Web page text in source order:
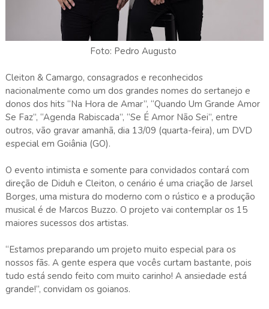
Foto: Pedro Augusto
Cleiton & Camargo, consagrados e reconhecidos
nacionalmente como um dos grandes nomes do sertanejo e
donos dos hits “Na Hora de Amar”, “Quando Um Grande Amor
Se Faz”, “Agenda Rabiscada”, “Se É Amor Não Sei”, entre
outros, vão gravar amanhã, dia 13/09 (quarta-feira), um DVD
especial em Goiânia (GO).
O evento intimista e somente para convidados contará com
direção de Diduh e Cleiton, o cenário é uma criação de Jarsel
Borges, uma mistura do moderno com o rústico e a produção
musical é de Marcos Buzzo. O projeto vai contemplar os 15
maiores sucessos dos artistas.
“Estamos preparando um projeto muito especial para os
nossos fãs. A gente espera que vocês curtam bastante, pois
tudo está sendo feito com muito carinho! A ansiedade está
grande!”, convidam os goianos.